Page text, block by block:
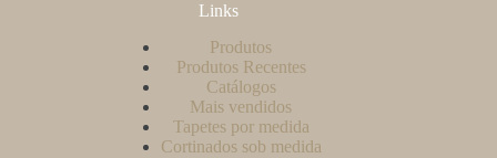
Links
Produtos
Produtos Recentes
Catálogos
Mais vendidos
Tapetes por medida
Cortinados sob medida